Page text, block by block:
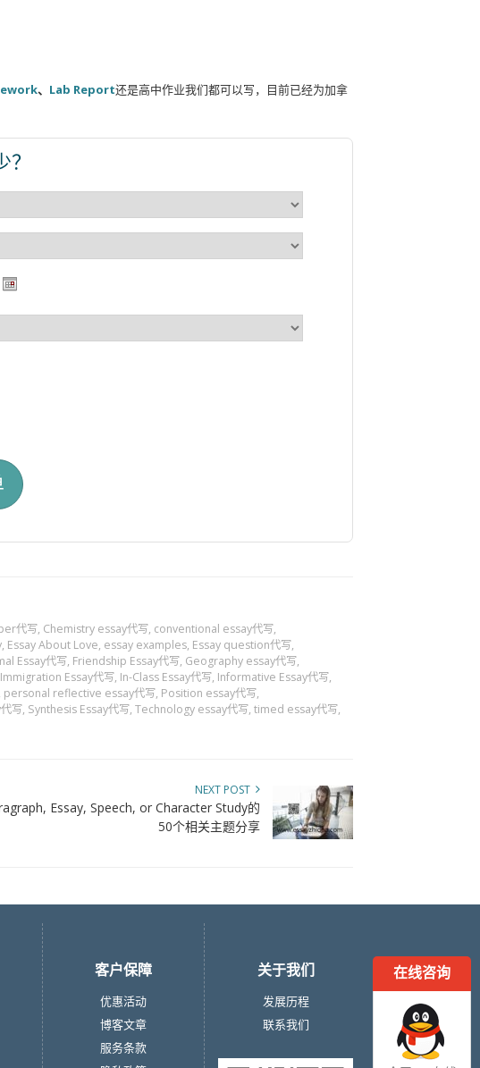
、 Lab Report还是高中作业我们都可以写，目前已经为加拿
代写, Chemistry essay代写, conventional essay代写,
, Essay About Love, essay examples, Essay question代写,
Essay代写, Friendship Essay代写, Geography essay代写,
Immigration Essay代写, In-Class Essay代写, Informative Essay代写,
personal reflective essay代写, Position essay代写,
写, Synthesis Essay代写, Technology essay代写, timed essay代写,
NEXT POST
Essay, Speech, or Character Study的
50个相关主题分享
在线咨询
客户保障
优惠活动
博客文章
服务条款
关于我们
发展历程
联系我们